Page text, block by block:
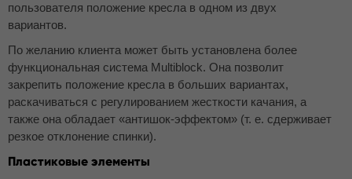
пользователя положение кресла в одном из двух
вариантов.
По желанию клиента может быть установлена более
функциональная система Multiblock. Она позволит
закрепить положение кресла в больших вариантах,
раскачиваться с регулированием жесткости качания, а
также она обладает «антишок-эффектом» (т. е. сдерживает
резкое отклонение спинки).
Пластиковые элементы